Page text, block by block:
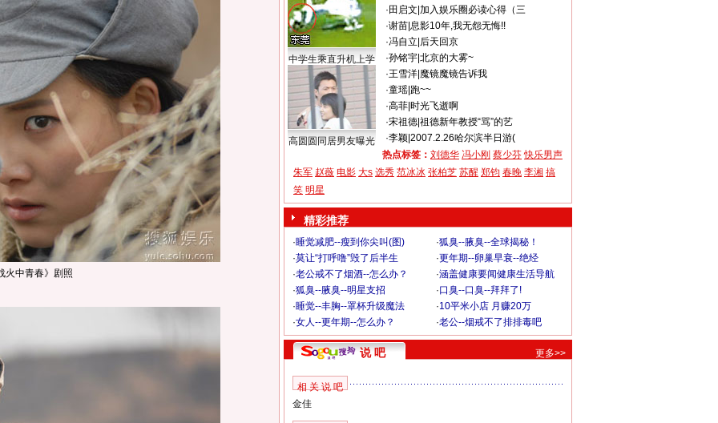
火中青春》剧照
中学生乘直升机上学
高圆圆同居男友曝光
· 田启文 加入娱乐圈必读心得（三
·谢苗| 息影10年,我无怨无悔!!
·冯自立 后天回京
·孙铭宇| 北京的大雾~
·王雪洋| 魔镜魔镜告诉我
·童瑶| 跑~~
·高菲| 时光飞逝啊
·宋祖德| 祖德新年教授“骂”的艺
·李颖| 2007.2.26哈尔滨半日游(
热点标签： 刘德华 冯小刚 蔡少芬 快乐男声
朱军 赵薇 电影 大s 选秀 范冰冰 张柏芝 苏醒 郑钧 春晚 李湘 搞
笑 明星
精彩推荐
·睡觉减肥--瘦到你尖叫(图) ·狐臭--腋臭--全球揭秘！
·莫让“打呼噜”毁了后半生 ·更年期--卵巢早衰--绝经
·老公戒不了烟酒--怎么办？ ·涵盖健康要闻健康生活导航
·狐臭--腋臭--明星支招 ·口臭--口臭--拜拜了!
·睡觉--丰胸--罩杯升级魔法 ·10平米小店 月赚20万
·女人--更年期--怎么办？ ·老公--烟戒不了排排毒吧
说 吧 更多>>
相 关 说 吧
金佳